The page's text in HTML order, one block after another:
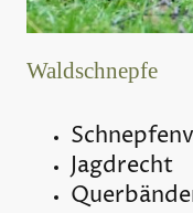
Waldschnepfe
Jagdrecht